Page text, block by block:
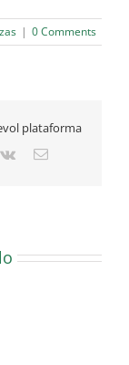
| 0 Comments
plataforma
Vk Email